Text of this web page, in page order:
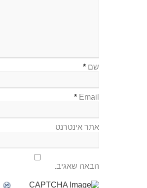
שם *
Email
*
אתר אינטרנט
הבאה שאגיב.